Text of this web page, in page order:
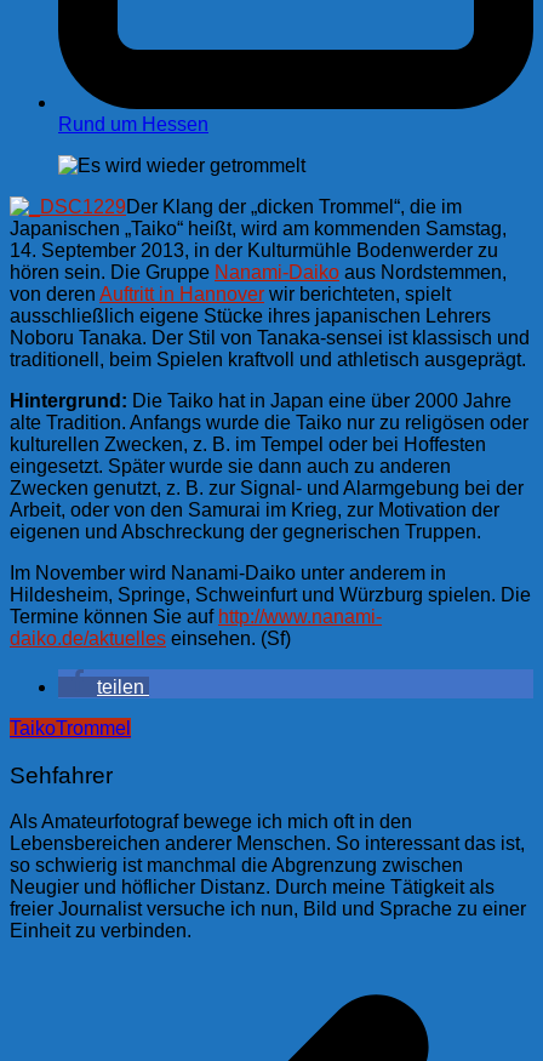
Rund um Hessen
Der Klang der „dicken Trommel“, die im
Japanischen „Taiko“ heißt, wird am kommenden Samstag,
14. September 2013, in der Kulturmühle Bodenwerder zu
hören sein. Die Gruppe Nanami-Daiko aus Nordstemmen,
von deren Auftritt in Hannover wir berichteten, spielt
ausschließlich eigene Stücke ihres japanischen Lehrers
Noboru Tanaka. Der Stil von Tanaka-sensei ist klassisch und
traditionell, beim Spielen kraftvoll und athletisch ausgeprägt.
Hintergrund: Die Taiko hat in Japan eine über 2000 Jahre
alte Tradition. Anfangs wurde die Taiko nur zu religösen oder
kulturellen Zwecken, z. B. im Tempel oder bei Hoffesten
eingesetzt. Später wurde sie dann auch zu anderen
Zwecken genutzt, z. B. zur Signal- und Alarmgebung bei der
Arbeit, oder von den Samurai im Krieg, zur Motivation der
eigenen und Abschreckung der gegnerischen Truppen.
Im November wird Nanami-Daiko unter anderem in
Hildesheim, Springe, Schweinfurt und Würzburg spielen. Die
Termine können Sie auf http://www.nanami-
daiko.de/aktuelles einsehen. (Sf)
teilen
TaikoTrommel
Sehfahrer
Als Amateurfotograf bewege ich mich oft in den
Lebensbereichen anderer Menschen. So interessant das ist,
so schwierig ist manchmal die Abgrenzung zwischen
Neugier und höflicher Distanz. Durch meine Tätigkeit als
freier Journalist versuche ich nun, Bild und Sprache zu einer
Einheit zu verbinden.